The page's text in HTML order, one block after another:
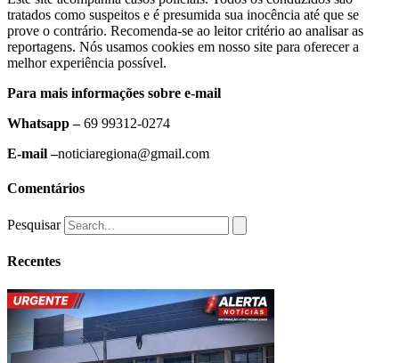
tratados como suspeitos e é presumida sua inocência até que se
prove o contrário. Recomenda-se ao leitor critério ao analisar as
reportagens. Nós usamos cookies em nosso site para oferecer a
melhor experiência possível.
Para mais informações sobre e-mail
Whatsapp –69 99312-0274
E-mail –noticiaregiona@gmail.com
Comentários
Pesquisar
Recentes